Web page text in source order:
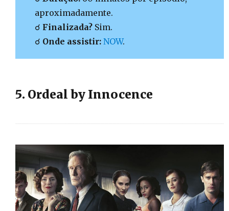
aproximadamente.
☌ Finalizada? Sim.
☌ Onde assistir: NOW.
5. Ordeal by Innocence